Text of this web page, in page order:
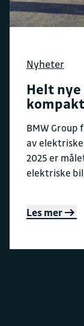
Nyheter
Helt nye
BMW
av
2025 er
elektriske
Les mer